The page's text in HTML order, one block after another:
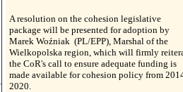
A resolution on the cohesion legislative
package will be presented for adoption by
Marek Woźniak (PL/EPP), Marshal of the
Wielkopolska region, which will firmly
the CoR's call to ensure adequate funding is
made available for cohesion policy from
2020.